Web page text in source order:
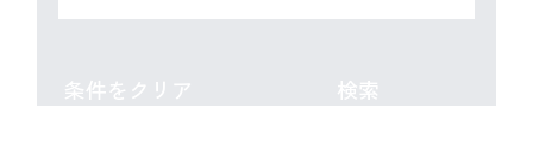
条件をクリア 検索